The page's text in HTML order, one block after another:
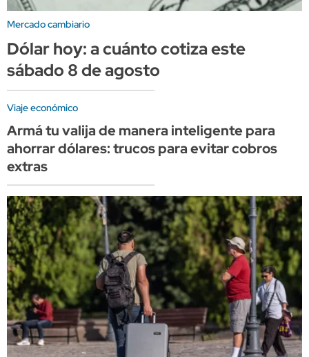
Mercado cambiario
Dólar hoy: a cuánto cotiza este
sábado 8 de agosto
Viaje económico
Armá tu valija de manera inteligente para
ahorrar dólares: trucos para evitar cobros
extras